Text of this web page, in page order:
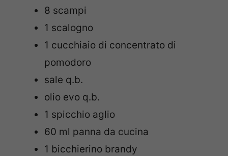
8 scampi
1 scalogno
1 cucchiaio di concentrato di
pomodoro
sale q.b.
olio evo q.b.
1 spicchio aglio
60 ml panna da cucina
1 bicchierino brandy